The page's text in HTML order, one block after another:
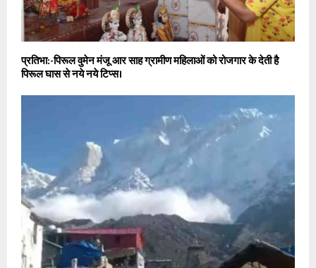
प्रतिभा:-पिरूल वुमेन मंजू आर साह ग्रामीण महिलाओं को रोजगार के देती है
पिरूल घास से नये नये टिप्स।